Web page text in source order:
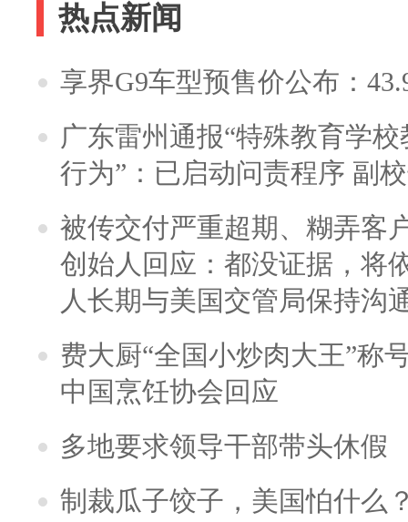
热点新闻
享界G9车型预售价公布：
广东雷州通报“特殊教育学
行为”：已启动问责程序 副
被传交付严重超期、糊弄客
创始人回应：都没证据，将
人长期与美国交管局保持沟
费大厨“全国小炒肉大王”称
中国烹饪协会回应
多地要求领导干部带头休假
制裁瓜子饺子，美国怕什么